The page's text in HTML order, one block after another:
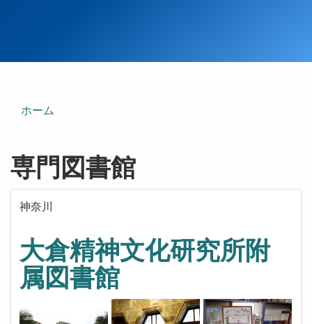
ホーム
専門図書館
神奈川
大倉精神文化研究所附
属図書館